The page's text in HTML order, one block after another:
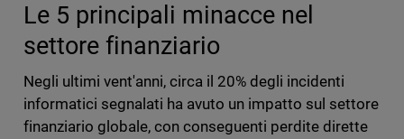
Le 5 principali minacce nel
settore finanziario
Negli ultimi vent'anni, circa il 20% degli incidenti
informatici segnalati ha avuto un impatto sul settore
finanziario globale, con conseguenti perdite dirette